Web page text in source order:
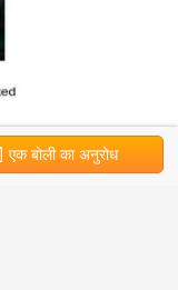
एक बोली का अनुरोध